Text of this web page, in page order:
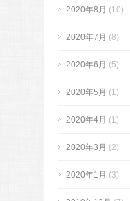
2020年8月 (10)
2020年7月 (8)
2020年6月 (5)
2020年5月 (1)
2020年4月 (1)
2020年3月 (2)
2020年1月 (3)